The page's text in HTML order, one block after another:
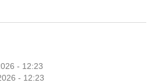
- 12:23
- 12:23